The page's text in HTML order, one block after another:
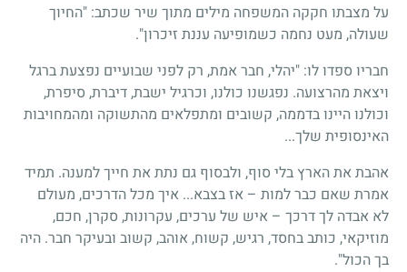
על מצבתו חקקה המשפחה מילים מתוך שיר שכתב: "החיוך
שעולה, מעט נחמה כשמופיעה עננת זיכרון".
חבריו ספדו לו: "יהלי, חבר אמת, רק לפני שבועיים נפצעת ברגל
ויצאת מהרצועה. נפגשנו כולנו, וכרגיל ישבת, דיברת, סיפרת,
וכולנו היינו בדממה, קשובים ומתפלאים מהתשוקה ומהמחויבות
האינסופית שלך...
אהבת את הארץ בלי סוף, ולבסוף גם נתת את חייך למענה. תמיד
אמרת שאם כבר למות – אז בצבא... איך מכל הדרכים, מעולם
לא אבדה לך דרכך – איש של ערכים, עקרונות, סקרן, חכם,
מוזיקאי, כותב בחסד, רגיש, קשוח, אוהב, קשוב ובעיקר חבר. היה
בך הכול".